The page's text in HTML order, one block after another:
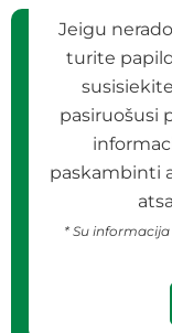
Jeigu
turite
pasiruošusi
paskambinti
* Su